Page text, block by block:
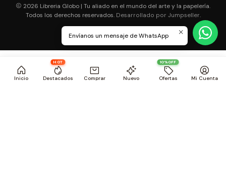
Inicio
HOT
Destacados Comprar Nuevo
10%OFF
Ofertas Mi Cuenta
2026 Libreria Globo | Tu aliado en el mundo del arte y la papelería.
Todos los derechos reservados. Desarrollado por Jumpseller.
Envíanos un mensaje de WhatsApp